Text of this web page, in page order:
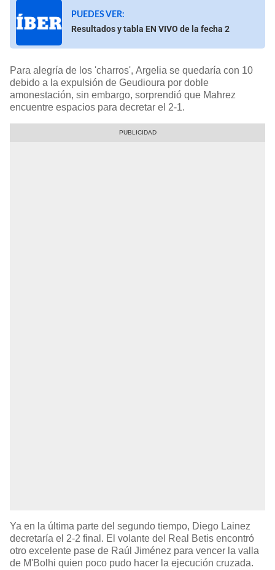
PUEDES VER:
Resultados y tabla EN VIVO de la fecha 2
Para alegría de los 'charros', Argelia se quedaría con 10
debido a la expulsión de Geudioura por doble
amonestación, sin embargo, sorprendió que Mahrez
encuentre espacios para decretar el 2-1.
Ya en la última parte del segundo tiempo, Diego Lainez
decretaría el 2-2 final. El volante del Real Betis encontró
otro excelente pase de Raúl Jiménez para vencer la valla
de M'Bolhi quien poco pudo hacer la ejecución cruzada.